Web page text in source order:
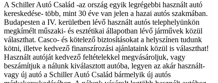
A Schiller Autó Család -az ország egyik legrégebbi használt autó
kereskedése- több, mint 30 éve van jelen a hazai autós szakmában.
Budapesten a IV. kerületben lévő használt autós telephelyünkön
megkímélt műszaki- és esztétikai állapotban lévő járművek közül
választhat. Casco- és kötelező biztosításokat a helyszínen tudunk
kötni, illetve kedvező finanszírozási ajánlataink közül is választhat!
Használt autóját kedvező feltételekkel megvásároljuk, vagy
beszámítjuk a nálunk kiválasztott autóba, legyen az akár használt-
vagy új autó a Schiller Autó Család bármelyik új autós